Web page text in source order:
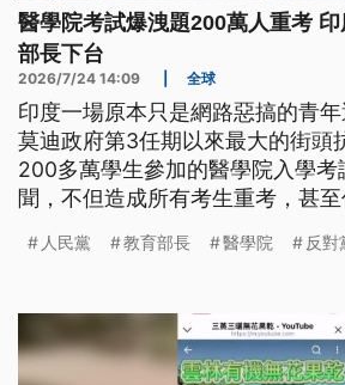
醫學院考試爆洩題200萬人重考
部長下台
2026/7/24 14:09 全球
印度一場原本只是網路惡搞的青
莫迪政府第3任期以來最大的街頭
200多萬學生參加的醫學院入學考
聞，不但造成所有考生重考，甚
台。而在知名社運人士、麥格賽賽
人民黨 教育部長 醫學院 反對